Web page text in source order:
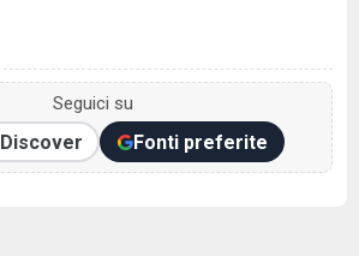
Seguici su
Discover Fonti preferite